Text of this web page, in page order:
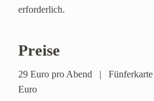
erforderlich.
Preise
29 Euro pro Abend | Fünferkarte
Euro